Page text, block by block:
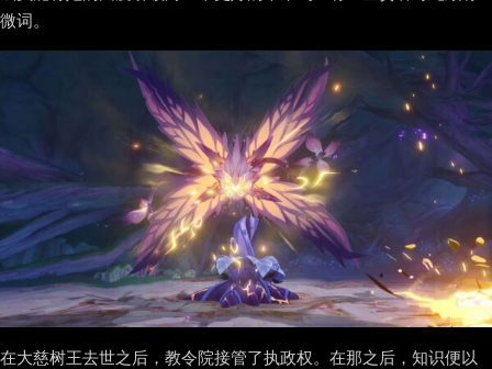
微词。
在大慈树王去世之后，教令院接管了执政权。在那之后，知识便以